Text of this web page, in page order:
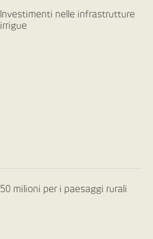
Investimenti nelle infrastrutture
irrigue
50 milioni per i paesaggi rurali